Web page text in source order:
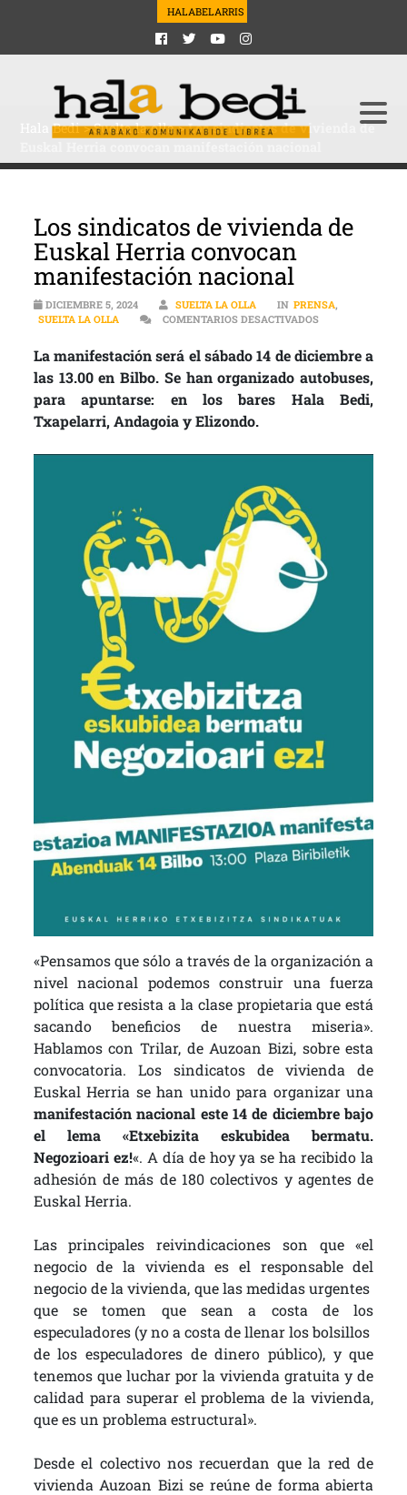
HALABELARRIS
Hala Bedi>Suelta la olla>Los sindicatos de vivienda de
Los sindicatos de vivienda de
Euskal Herria convocan
manifestación nacional
DICIEMBRE 5, 2024 SUELTA LA OLLA IN PRENSA,
SUELTA LA OLLA
COMENTARIOS DESACTIVADOSEN LOS
La manifestación será el sábado 14 de diciembre a
las 13.00 en Bilbo. Se han organizado autobuses,
para apuntarse: en los bares Hala Bedi,
Txapelarri, Andagoia y Elizondo.
«Pensamos que sólo a través de la organización a
nivel nacional podemos construir una fuerza
política que resista a la clase propietaria que está
sacando beneficios de nuestra miseria».
Hablamos con Trilar, de Auzoan Bizi, sobre esta
convocatoria. Los sindicatos de vivienda de
Euskal Herria se han unido para organizar una
manifestación nacional este 14 de diciembre bajo
el lema «Etxebizita eskubidea bermatu.
Negozioari ez!«. A día de hoy ya se ha recibido la
adhesión de más de 180 colectivos y agentes de
Euskal Herria.
Las principales reivindicaciones son que «el
negocio de la vivienda es el responsable del
negocio de la vivienda, que las medidas urgentes
que se tomen que sean a costa de los
especuladores (y no a costa de llenar los bolsillos
de los especuladores de dinero público), y que
tenemos que luchar por la vivienda gratuita y de
calidad para superar el problema de la vivienda,
que es un problema estructural».
Desde el colectivo nos recuerdan que la red de
vivienda Auzoan Bizi se reúne de forma abierta